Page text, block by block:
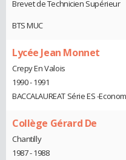
Brevet de Technicien Supérieur
BTS MUC
Lycée Jean Monnet
Crepy En Valois
1990 - 1991
BACCALAUREAT Série ES -
Collège Gérard De
Chantilly
1987 - 1988